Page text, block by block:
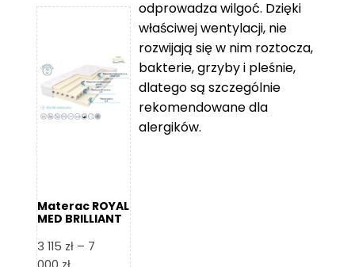
od
4
570 zł
od
3
360 zł
do
8
739 zł
Materac ROYAL
MED BRILLIANT
3 115 zł – 7
odprowadza wilgoć. Dzięki
właściwej wentylacji, nie
rozwijają się w nim roztocza,
bakterie, grzyby i pleśnie,
dlatego są szczególnie
rekomendowane dla
alergików.